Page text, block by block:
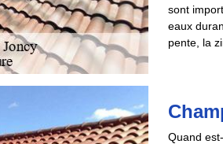
sont
eaux
pente, la
Quand